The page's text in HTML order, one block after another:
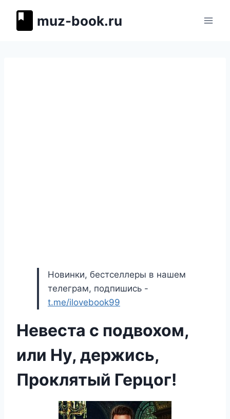
muz-book.ru
Новинки, бестселлеры в нашем
телеграм, подпишись -
t.me/ilovebook99
Невеста с подвохом,
или Ну, держись,
Проклятый Герцог!